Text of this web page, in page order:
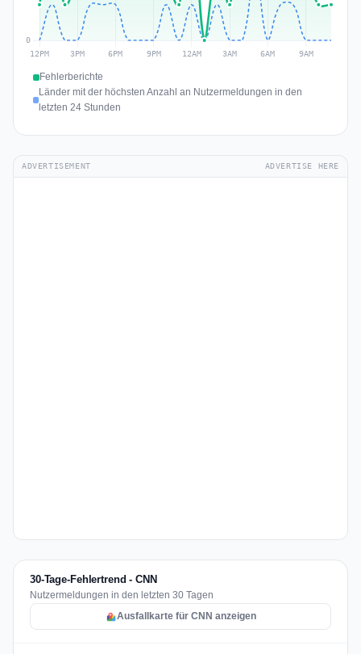
Fehlerberichte
Länder mit der höchsten Anzahl an Nutzermeldungen in den
letzten 24 Stunden
ADVERTISEMENT ADVERTISE HERE
30-Tage-Fehlertrend - CNN
Nutzermeldungen in den letzten 30 Tagen
Ausfallkarte für CNN anzeigen